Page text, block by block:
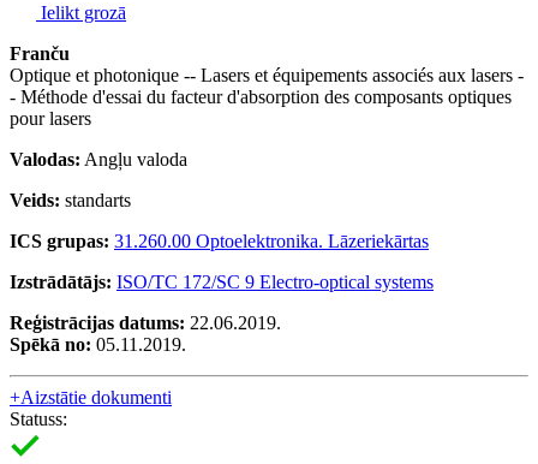
Ielikt grozā
Franču
Optique et photonique -- Lasers et équipements associés aux lasers -
- Méthode d'essai du facteur d'absorption des composants optiques
pour lasers
Valodas: Angļu valoda
Veids: standarts
ICS grupas: 31.260.00 Optoelektronika. Lāzeriekārtas
Izstrādātājs: ISO/TC 172/SC 9 Electro-optical systems
Reģistrācijas datums: 22.06.2019.
Spēkā no: 05.11.2019.
+Aizstātie dokumenti
Statuss: